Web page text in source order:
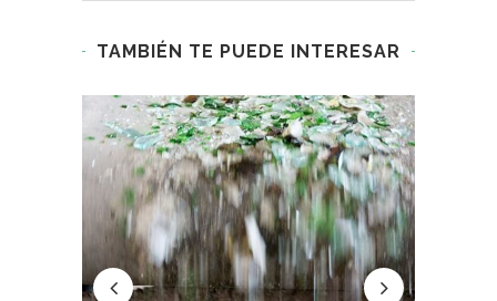
TAMBIÉN TE PUEDE INTERESAR